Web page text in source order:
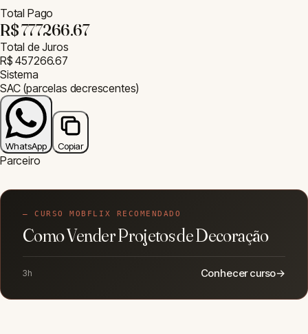
Total Pago
R$ 777266.67
Total de Juros
R$ 457266.67
Sistema
SAC (parcelas decrescentes)
WhatsApp Copiar
Parceiro
— CURSO MOBFLIX RECOMENDADO
Como Vender Projetos de Decoração
3h Conhecer curso→